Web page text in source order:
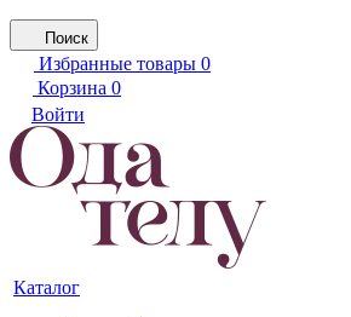
Поиск
Избранные товары 0
Корзина 0
Войти
Каталог